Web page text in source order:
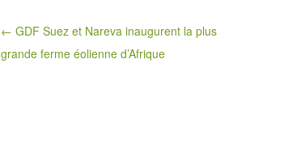
Post navigation
← GDF Suez et Nareva inaugurent la plus
grande ferme éolienne d’Afrique